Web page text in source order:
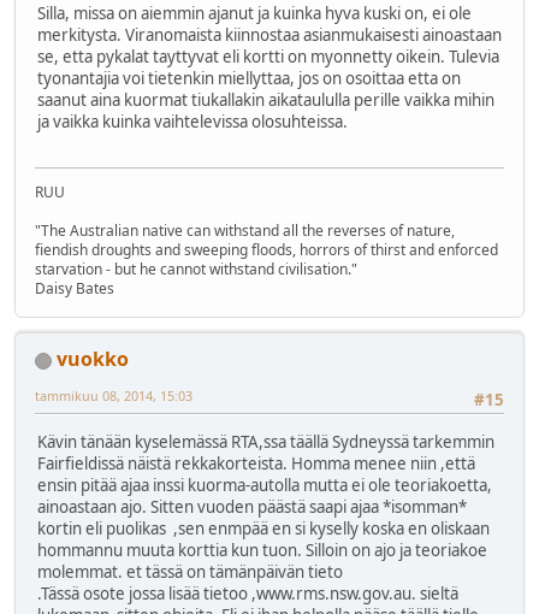
Silla, missa on aiemmin ajanut ja kuinka hyva kuski on, ei ole
merkitysta. Viranomaista kiinnostaa asianmukaisesti ainoastaan
se, etta pykalat tayttyvat eli kortti on myonnetty oikein. Tulevia
tyonantajia voi tietenkin miellyttaa, jos on osoittaa etta on
saanut aina kuormat tiukallakin aikataululla perille vaikka mihin
ja vaikka kuinka vaihtelevissa olosuhteissa.
RUU
"The Australian native can withstand all the reverses of nature,
fiendish droughts and sweeping floods, horrors of thirst and enforced
starvation - but he cannot withstand civilisation."
Daisy Bates
vuokko
#15
tammikuu 08, 2014, 15:03
Kävin tänään kyselemässä RTA,ssa täällä Sydneyssä tarkemmin
Fairfieldissä näistä rekkakorteista. Homma menee niin ,että
ensin pitää ajaa inssi kuorma-autolla mutta ei ole teoriakoetta,
ainoastaan ajo. Sitten vuoden päästä saapi ajaa *isomman*
kortin eli puolikas ,sen enmpää en si kyselly koska en oliskaan
hommannu muuta korttia kun tuon. Silloin on ajo ja teoriakoe
molemmat. et tässä on tämänpäivän tieto
.Tässä osote jossa lisää tietoo ,www.rms.nsw.gov.au. sieltä